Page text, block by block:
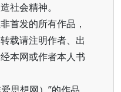
社会精神。
首发的所有作品，
载请注明作者、出
本网或作者本人书